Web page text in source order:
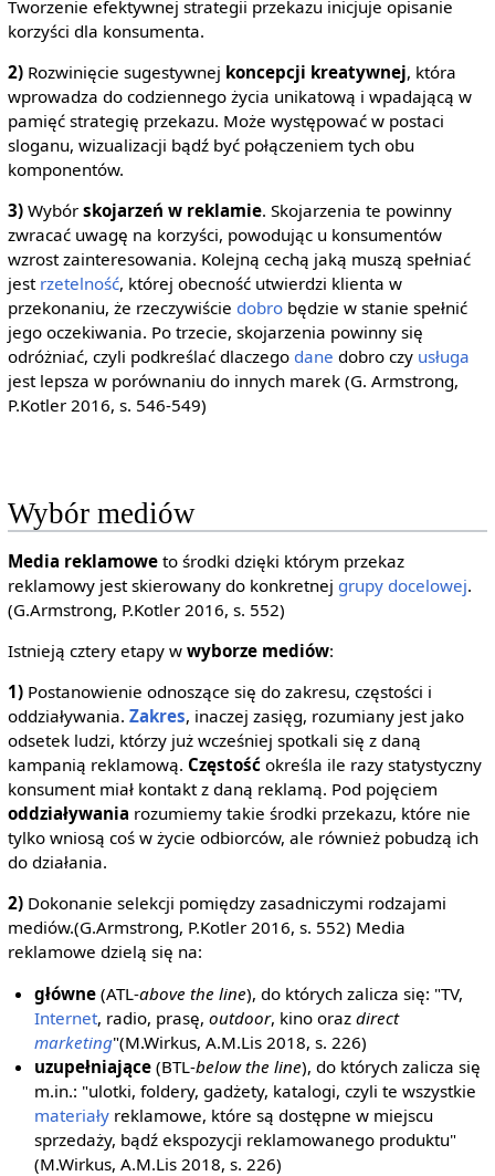
Tworzenie efektywnej strategii przekazu inicjuje opisanie
korzyści dla konsumenta.
2)Rozwinięcie sugestywnej koncepcji kreatywnej, która
wprowadza do codziennego życia unikatową i wpadającą w
pamięć strategię przekazu. Może występować w postaci
sloganu, wizualizacji bądź być połączeniem tych obu
komponentów.
3)Wybór skojarzeń w reklamie. Skojarzenia te powinny
zwracać uwagę na korzyści, powodując u konsumentów
wzrost zainteresowania. Kolejną cechą jaką muszą spełniać
jest rzetelność, której obecność utwierdzi klienta w
przekonaniu, że rzeczywiście dobrobędzie w stanie spełnić
jego oczekiwania. Po trzecie, skojarzenia powinny się
odróżniać, czyli podkreślać dlaczego dane dobro czy usługa
jest lepsza w porównaniu do innych marek (G. Armstrong,
P.Kotler 2016, s. 546-549)
Wybór mediów
Media reklamoweto środki dzięki którym przekaz
reklamowy jest skierowany do konkretnej grupy docelowej.
(G.Armstrong, P.Kotler 2016, s. 552)
Istnieją cztery etapy w wyborze mediów:
1)Postanowienie odnoszące się do zakresu, częstości i
oddziaływania. Zakres, inaczej zasięg, rozumiany jest jako
odsetek ludzi, którzy już wcześniej spotkali się z daną
kampanią reklamową. Częstośćokreśla ile razy statystyczny
konsument miał kontakt z daną reklamą. Pod pojęciem
oddziaływania rozumiemy takie środki przekazu, które nie
tylko wniosą coś w życie odbiorców, ale również pobudzą ich
do działania.
2)Dokonanie selekcji pomiędzy zasadniczymi rodzajami
mediów.(G.Armstrong, P.Kotler 2016, s. 552) Media
reklamowe dzielą się na:
główne (ATL-above the line), do których zalicza się: "TV,
Internet, radio, prasę,outdoor, kino orazdirect
marketing"(M.Wirkus, A.M.Lis 2018, s. 226)
uzupełniające (BTL-below the line), do których zalicza się
m.in.: "ulotki, foldery, gadżety, katalogi, czyli te wszystkie
materiały reklamowe, które są dostępne w miejscu
sprzedaży, bądź ekspozycji reklamowanego produktu"
(M.Wirkus, A.M.Lis 2018, s. 226)